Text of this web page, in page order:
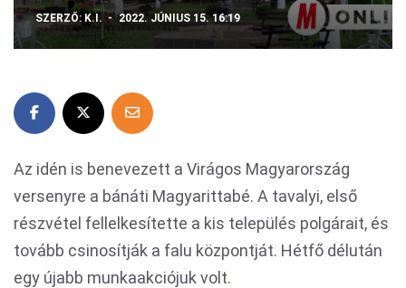
SZERZŐ: K.I. 2022. JÚNIUS 15. 16:19
Az idén is benevezett a Virágos Magyarország
versenyre a bánáti Magyarittabé. A tavalyi, első
részvétel fellelkesítette a kis település polgárait, és
tovább csinosítják a falu központját. Hétfő délután
egy újabb munkaakciójuk volt.